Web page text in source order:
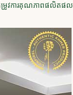
ម្រូវការគុណភាពផលិតផល